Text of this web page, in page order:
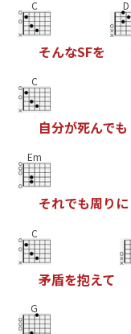
C
そんなSFを
D
C
自分が死んでも
Em
それでも周り に
C
矛盾を抱えて
G